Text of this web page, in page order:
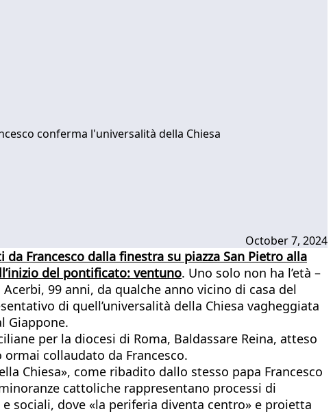
conferma l'universalità della Chiesa
October 7, 2024
Francesco dalla finestra su piazza San Pietro alla
del pontificato: ventuno. Uno solo non ha l’età –
99 anni, da qualche anno vicino di casa del
di quell’universalità della Chiesa vagheggiata
Giappone.
per la diocesi di Roma, Baldassare Reina, atteso
collaudato da Francesco.
Chiesa», come ribadito dallo stesso papa Francesco
cattoliche rappresentano processi di
sociali, dove «la periferia diventa centro» e proietta